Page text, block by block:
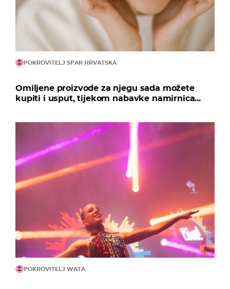
POKROVITELJ SPAR HRVATSKA
Omiljene proizvode za njegu sada možete
kupiti i usput, tijekom nabavke namirnica...
POKROVITELJ WATA